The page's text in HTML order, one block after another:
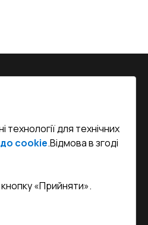
для технічних
cookie.Відмова в згоді
«Прийняти».